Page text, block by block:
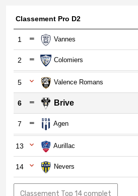
Classement Pro D2
1 Vannes
2 Colomiers
5 Valence Romans
6 Brive
7 Agen
13 Aurillac
14 Nevers
Classement Top 14 complet